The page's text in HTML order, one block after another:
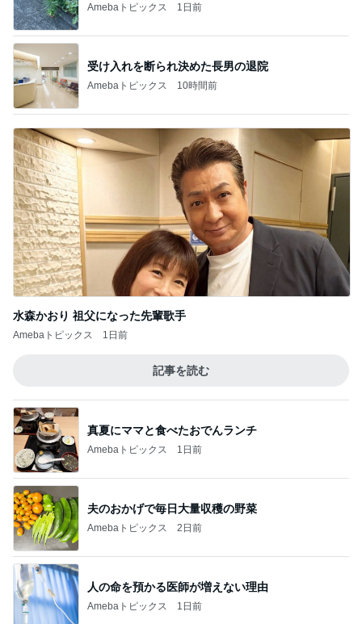
Amebaトピックス 1日前
受け入れを断られ決めた長男の退院
Amebaトピックス 10時間前
水森かおり 祖父になった先輩歌手
Amebaトピックス 1日前
記事を読む
真夏にママと食べたおでんランチ
Amebaトピックス 1日前
夫のおかげで毎日大量収穫の野菜
Amebaトピックス 2日前
人の命を預かる医師が増えない理由
Amebaトピックス 1日前